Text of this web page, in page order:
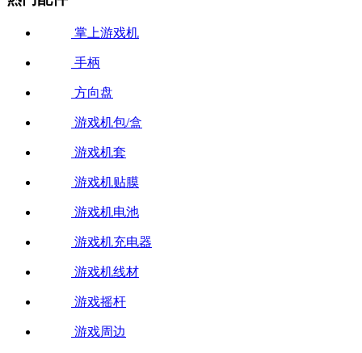
掌上游戏机
手柄
方向盘
游戏机包/盒
游戏机套
游戏机贴膜
游戏机电池
游戏机充电器
游戏机线材
游戏摇杆
游戏周边